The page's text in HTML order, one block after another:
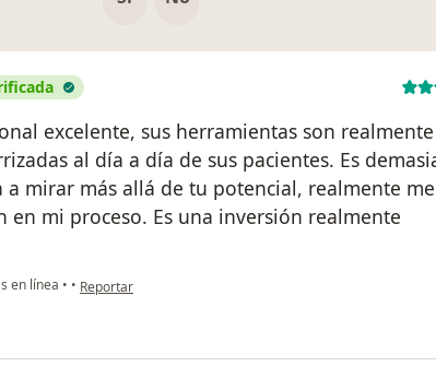
excelente, sus herramientas son realmente
al día a día de sus pacientes. Es
a mirar más allá de tu potencial, realmente
en mi proceso. Es una inversión realmente
en línea • • en opinión del usuario Dacamo
Reportar